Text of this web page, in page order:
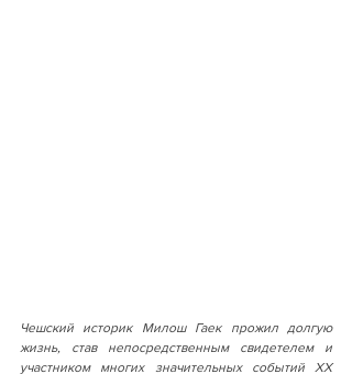
Чешский историк Милош Гаек прожил долгую
жизнь, став непосредственным свидетелем и
участником многих значительных событий XX